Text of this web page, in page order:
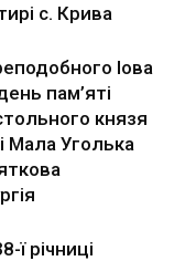
с. Крива
Іова
пам’яті
князя
Мала Уголька
ї річниці